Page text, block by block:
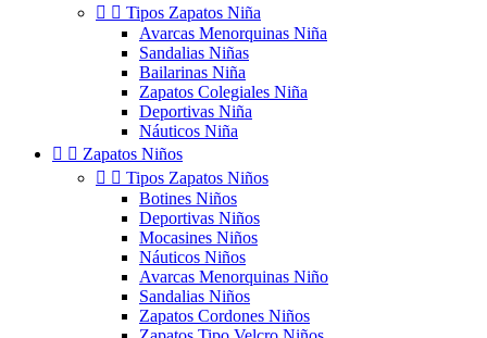
  Tipos Zapatos Niña
Avarcas Menorquinas Niña
Sandalias Niñas
Bailarinas Niña
Zapatos Colegiales Niña
Deportivas Niña
Náuticos Niña
  Zapatos Niños
  Tipos Zapatos Niños
Botines Niños
Deportivas Niños
Mocasines Niños
Náuticos Niños
Avarcas Menorquinas Niño
Sandalias Niños
Zapatos Cordones Niños